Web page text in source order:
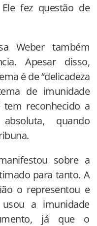
fez questão de
Weber também
Apesar disso,
é de “delicadeza
de imunidade
tem reconhecido a
quando
sobre a
para tanto. A
o representou e
a imunidade
já que o